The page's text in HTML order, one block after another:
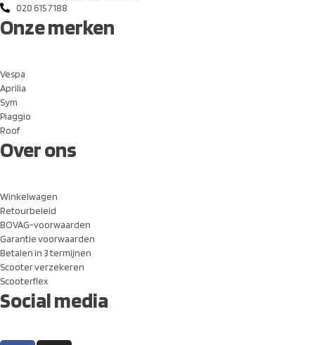
020 615 7188
Onze merken
Vespa
Aprilia
Sym
Piaggio
Roof
Over ons
Winkelwagen
Retourbeleid
BOVAG-voorwaarden
Garantie voorwaarden
Betalen in 3 termijnen
Scooter verzekeren
Scooterflex
Social media